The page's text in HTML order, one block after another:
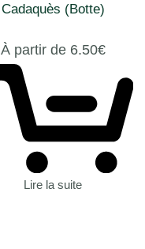
Cadaquès (Botte)
À partir de 6.50€
Lire la suite